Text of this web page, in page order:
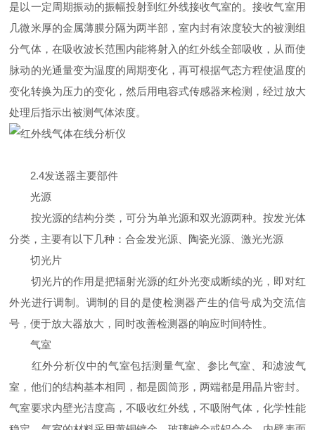
是以一定周期振动的振幅投射到红外线接收气室的。接收气室用
几微米厚的金属薄膜分隔为两半部，室内封有浓度较大的被测组
分气体，在吸收波长范围内能将射入的红外线全部吸收，从而使
脉动的光通量变为温度的周期变化，再可根据气态方程使温度的
变化转换为压力的变化，然后用电容式传感器来检测，经过放大
处理后指示出被测气体浓度。
2.4发送器主要部件
光源
按光源的结构分类，可分为单光源和双光源两种。按发光体
分类，主要有以下几种：合金发光源、陶瓷光源、激光光源
切光片
切光片的作用是把辐射光源的红外光变成断续的光，即对红
外光进行调制。调制的目的是使检测器产生的信号成为交流信
号，便于放大器放大，同时改善检测器的响应时间特性。
气室
红外分析仪中的气室包括测量气室、参比气室、和滤波气
室，他们的结构基本相同，都是圆筒形，两端都是用晶片密封。
气室要求内壁光洁度高，不吸收红外线，不吸附气体，化学性能